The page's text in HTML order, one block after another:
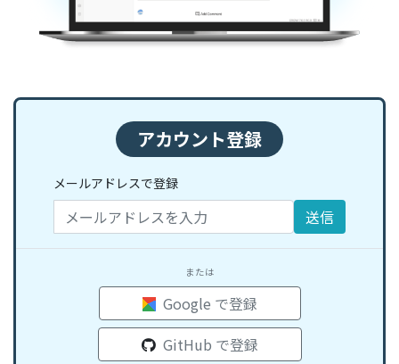
アカウント登録
メールアドレスで登録
送信
または
Google で登録
GitHub で登録